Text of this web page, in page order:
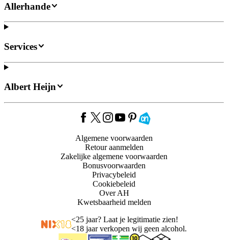
Allerhande
Services
Albert Heijn
Algemene voorwaarden
Retour aanmelden
Zakelijke algemene voorwaarden
Bonusvoorwaarden
Privacybeleid
Cookiebeleid
Over AH
Kwetsbaarheid melden
<25 jaar? Laat je legitimatie zien!
<18 jaar verkopen wij geen alcohol.